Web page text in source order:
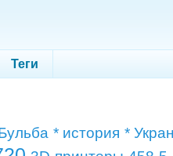
Теги
* история *